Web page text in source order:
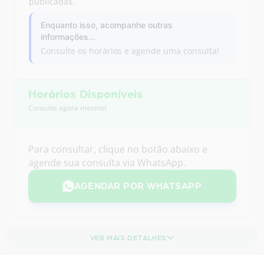
Consulte os horários e agende uma consulta!
Horários Disponíveis
Consulte agora mesmo!
Para consultar, clique no botão abaixo e